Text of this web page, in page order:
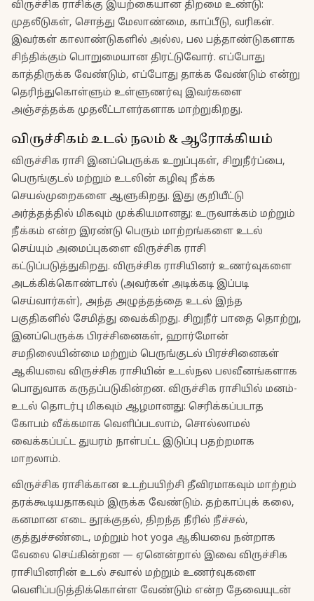
விருச்சிக ராசிக்கு இயற்கையான திறமை உண்டு:
முதலீடுகள், சொத்து மேலாண்மை, காப்பீடு, வரிகள்.
இவர்கள் காலாண்டுகளில் அல்ல, பல பத்தாண்டுகளாக
சிந்திக்கும் பொறுமையான திரட்டுவோர். எப்போது
காத்திருக்க வேண்டும், எப்போது தாக்க வேண்டும் என்று
தெரிந்துகொள்ளும் உள்ளுணர்வு இவர்களை
அஞ்சத்தக்க முதலீட்டாளர்களாக மாற்றுகிறது.
விருச்சிகம் உடல் நலம் & ஆரோக்கியம்
விருச்சிக ராசி இனப்பெருக்க உறுப்புகள், சிறுநீர்ப்பை,
பெருங்குடல் மற்றும் உடலின் கழிவு நீக்க
செயல்முறைகளை ஆளுகிறது. இது குறியீட்டு
அர்த்தத்தில் மிகவும் முக்கியமானது: உருவாக்கம் மற்றும்
நீக்கம் என்ற இரண்டு பெரும் மாற்றங்களை உடல்
செய்யும் அமைப்புகளை விருச்சிக ராசி
கட்டுப்படுத்துகிறது. விருச்சிக ராசியினர் உணர்வுகளை
அடக்கிக்கொண்டால் (அவர்கள் அடிக்கடி இப்படி
செய்வார்கள்), அந்த அழுத்தத்தை உடல் இந்த
பகுதிகளில் சேமித்து வைக்கிறது. சிறுநீர் பாதை தொற்று,
இனப்பெருக்க பிரச்சினைகள், ஹார்மோன்
சமநிலையின்மை மற்றும் பெருங்குடல் பிரச்சினைகள்
ஆகியவை விருச்சிக ராசியின் உடல்நல பலவீனங்களாக
பொதுவாக கருதப்படுகின்றன. விருச்சிக ராசியில் மனம்-
உடல் தொடர்பு மிகவும் ஆழமானது: செரிக்கப்படாத
கோபம் வீக்கமாக வெளிப்படலாம், சொல்லாமல்
வைக்கப்பட்ட துயரம் நாள்பட்ட இடுப்பு பதற்றமாக
மாறலாம்.
விருச்சிக ராசிக்கான உடற்பயிற்சி தீவிரமாகவும் மாற்றம்
தரக்கூடியதாகவும் இருக்க வேண்டும். தற்காப்புக் கலை,
கனமான எடை தூக்குதல், திறந்த நீரில் நீச்சல்,
குத்துச்சண்டை, மற்றும் hot yoga ஆகியவை நன்றாக
வேலை செய்கின்றன — ஏனென்றால் இவை விருச்சிக
ராசியினரின் உடல் சவால் மற்றும் உணர்வுகளை
வெளிப்படுத்திக்கொள்ள வேண்டும் என்ற தேவையுடன்